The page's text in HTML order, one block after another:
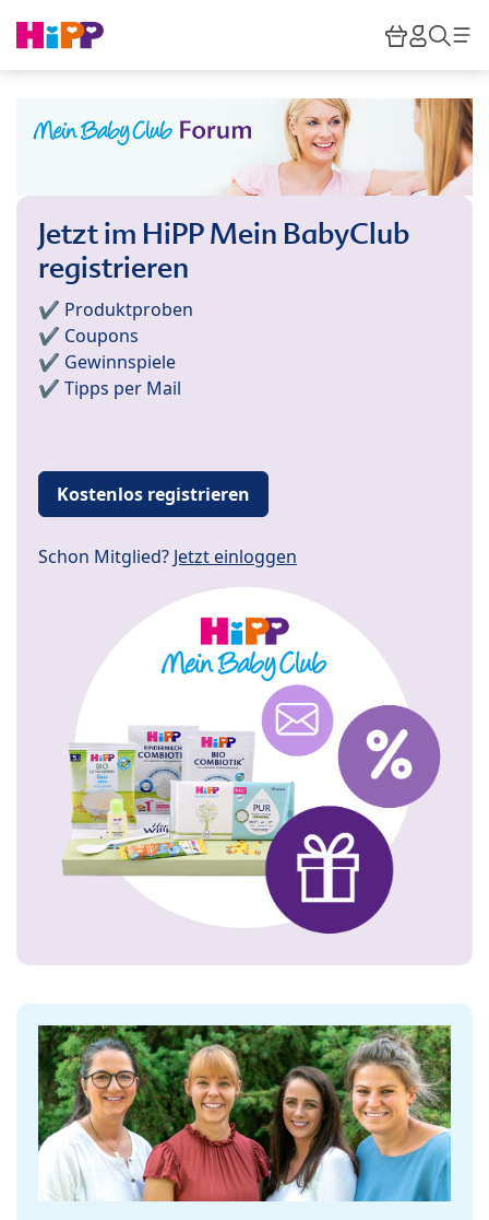
HiPP
Jetzt im HiPP Mein BabyClub
registrieren
✔️ Produktproben
✔️ Coupons
✔️ Gewinnspiele
✔️ Tipps per Mail
Kostenlos registrieren
Schon Mitglied? Jetzt einloggen